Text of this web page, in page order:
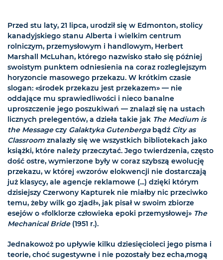
Przed stu laty, 21 lipca, urodził się w Edmonton, stolicy
kanadyjskiego stanu Alberta i wielkim centrum
rolniczym, przemysłowym i handlowym, Herbert
Marshall McLuhan, którego nazwisko stało się później
swoistym punktem odniesienia na coraz rozleglejszym
horyzoncie masowego przekazu. W krótkim czasie
slogan: «środek przekazu jest przekazem» — nie
oddające mu sprawiedliwości i nieco banalne
uproszczenie jego poszukiwań — znalazł się na ustach
licznych prelegentów, a dzieła takie jak The Medium is
the Messageczy Galaktyka Gutenbergabądź City as
Classroom znalazły się we wszystkich bibliotekach jako
książki, które należy przeczytać. Jego twierdzenia, często
dość ostre, wymierzone były w coraz szybszą ewolucję
przekazu, w której «wzorów elokwencji nie dostarczają
już klasycy, ale agencje reklamowe (...) dzięki którym
dzisiejszy Czerwony Kapturek nie miałby nic przeciwko
temu, żeby wilk go zjadł», jak pisał w swoim zbiorze
esejów o «folklorze człowieka epoki przemysłowej» The
Mechanical Bride(1951 r.).
Jednakowoż po upływie kilku dziesięcioleci jego pisma i
teorie, choć sugestywne i nie pozostały bez echa,mogą